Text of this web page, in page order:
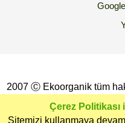
Çerez Politikası
Sitemizi kullanmaya
2007 Ⓒ Ekoorganik tüm
İzinsiz Kopyalanması